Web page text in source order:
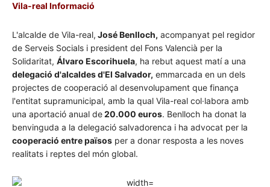
Vila-real Informació
L'alcalde de Vila-real, José Benlloch, acompanyat pel regidor
de Serveis Socials i president del Fons Valencià per la
Solidaritat, Álvaro Escorihuela, ha rebut aquest matí a una
delegació d'alcaldes d'El Salvador, emmarcada en un dels
projectes de cooperació al desenvolupament que finança
l'entitat supramunicipal, amb la qual Vila-real col·labora amb
una aportació anual de20.000 euros. Benlloch ha donat la
benvinguda a la delegació salvadorenca i ha advocat per la
cooperació entre països per a donar resposta a les noves
realitats i reptes del món global.